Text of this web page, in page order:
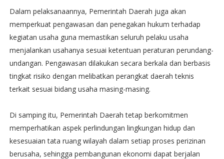
Dalam pelaksanaannya, Pemerintah Daerah juga akan
memperkuat pengawasan dan penegakan hukum terhadap
kegiatan usaha guna memastikan seluruh pelaku usaha
menjalankan usahanya sesuai ketentuan peraturan perundang-
undangan. Pengawasan dilakukan secara berkala dan berbasis
tingkat risiko dengan melibatkan perangkat daerah teknis
terkait sesuai bidang usaha masing-masing.
Di samping itu, Pemerintah Daerah tetap berkomitmen
memperhatikan aspek perlindungan lingkungan hidup dan
kesesuaian tata ruang wilayah dalam setiap proses perizinan
berusaha, sehingga pembangunan ekonomi dapat berjalan